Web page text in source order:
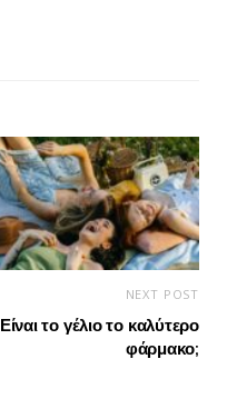
NEXT POST
Είναι το γέλιο το καλύτερο
φάρμακο;